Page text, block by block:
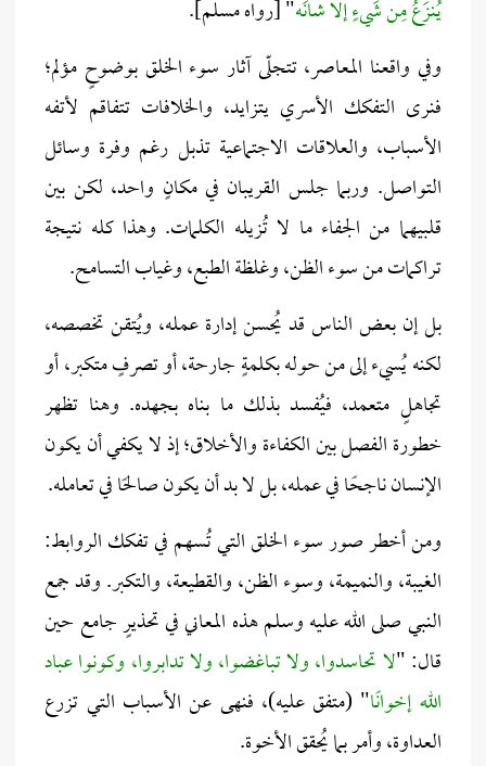
يُنزَعُ مِن شَيءٍ إلَّا شانَه" [رواه مسلم].
وفي واقعنا المعاصر، تتجلّى آثار سوء الخلق بوضوحٍ مؤلم؛
فنرى التفكك الأسري يتزايد، والخلافات تتفاقم لأتفه
الأسباب، والعلاقات الاجتماعية تذبل رغم وفرة وسائل
التواصل. وربما جلس القريبان في مكانٍ واحد، لكن بين
قلبيهما من الجفاء ما لا تُزيله الكلمات. وهذا كله نتيجة
تراكمات من سوء الظن، وغلظة الطبع، وغياب التسامح.
بل إن بعض الناس قد يُحسن إدارة عمله، ويُتقن تخصصه،
لكنه يُسيء إلى من حوله بكلمةٍ جارحة، أو تصرفٍ متكبر، أو
تجاهلٍ متعمد، فيُفسد بذلك ما بناه بجهده. وهنا تظهر
خطورة الفصل بين الكفاءة والأخلاق؛ إذ لا يكفي أن يكون
الإنسان ناجحًا في عمله، بل لا بد أن يكون صالحًا في تعامله.
ومن أخطر صور سوء الخلق التي تُسهم في تفكك الروابط:
الغيبة، والنميمة، وسوء الظن، والقطيعة، والتكبر. وقد جمع
النبي صلى الله عليه وسلم هذه المعاني في تحذيرٍ جامع حين
قال: "لا تحاسدوا، ولا تباغضوا، ولا تدابروا، وكونوا عباد
الله إخوانًا" (متفق عليه)، فنهى عن الأسباب التي تزرع
العداوة، وأمر بما يُحقق الأخوة.